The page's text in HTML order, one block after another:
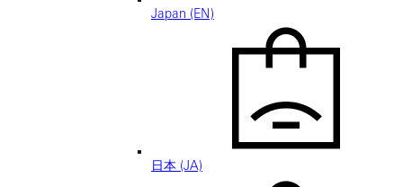
Japan (EN)
日本 (JA)